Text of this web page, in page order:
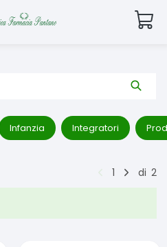
Infanzia Integratori
1 di 2